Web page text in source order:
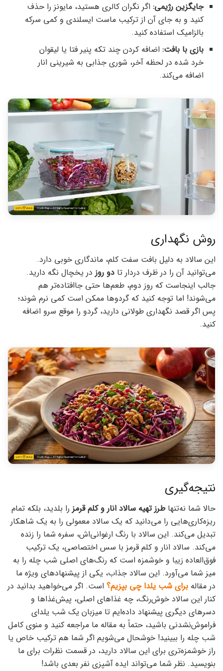
جایگزین رژیمی: اگر نگران کالری هستید، مایونز را حذف
کنید و به جای آن از ترکیب ماست ایسلندی و کمی سرکه
بالزامیک استفاده کنید.
بازی با بافت: اضافه کردن چند تکه پنیر فتا یا لیقوان
خرد شده در لحظه آخر، شوری جذابی به شیرینی انار
اضافه می‌کند.
روش نگهداری
این سالاد به دلیل بافت سفت کلم، ماندگاری خوبی دارد.
می‌توانید آن را در ظرف دردار تا دو روز در یخچال نگه دارید.
جالب اینجاست که روز دوم، طعم‌ها حتی جاافتاده‌تر هم
می‌شوند! اما توجه کنید که گردوها ممکن است کمی نرم شوند؛
پس اگر قصد نگهداری طولانی دارید، گردو را موقع سرو اضافه
کنید.
نتیجه‌گیری
حالا شما نه‌تنهاطرز تهیه سالاد انار و کلم قرمز را بلدید، بلکه تمام
ریزه‌کاری‌هایی را می‌دانید که یک سالاد معمولی را به یک شاهکار
تبدیل می‌کند. این سالاد با رنگ ارغوانی‌اش، سفره شما را زنده
می‌کند. سالاد انار و کلم قرمز با سس اختصاصی، یک ترکیب
فوق‌العاده زیبا و خوشمزه است که رنگ‌های اصلی شب چله را به
میز شما می‌آورد. این سالاد جذاب، یکی از پیشنهادهای ویژه ما
در مقاله برای شب یلدا چی بپزیم؟ است. اگر می‌خواهید بدانید در
کنار این سالاد خوش‌رنگ، چه غذاهای اصلی، پیش‌غذاها و
دسرهای دیگری پیشنهاد داده‌ایم تا میزبان یک شب یلدای
فراموش‌نشدنی باشید، حتماً به مقاله ما مراجعه کنید و منوی کامل
شب چله را ببینید! خوشحال می‌شویم اگر شما هم ترکیب خاص یا
راز خوشمزه‌تری برای این سالاد دارید، در قسمت نظرات برای ما
بنویسید. نظر شما می‌تواند ایده آشپزی نفر بعدی باشد!